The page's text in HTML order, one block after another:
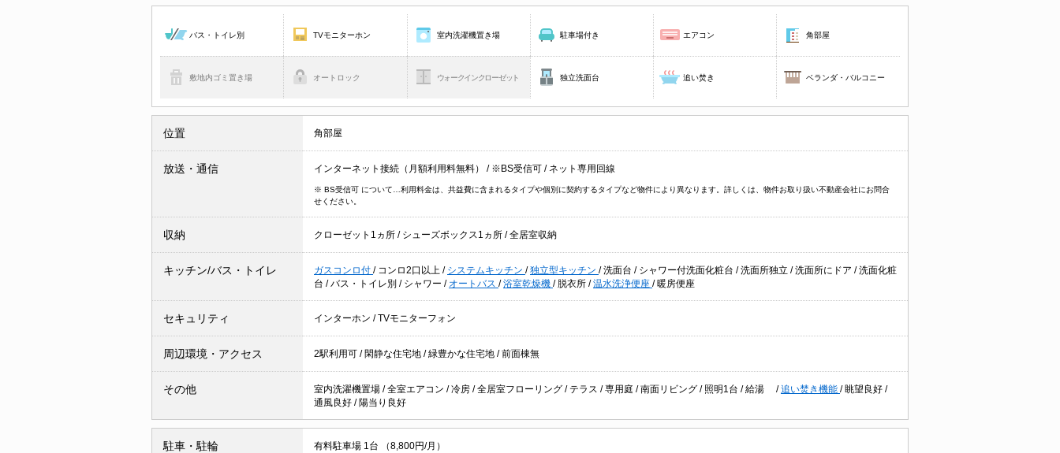
バス・トイレ別 TVモニターホン 室内洗濯機置き場 駐車場付き エアコン 角部屋
敷地内ゴミ置き場 オートロック ウォークインクローゼット 独立洗面台 追い焚き ベランダ・バルコニー
位置 角部屋
放送・通信 インターネット接続（月額利用料無料） / ※BS受信可 / ネット専用回線
※ BS受信可 について…利用料金は、共益費に含まれるタイプや個別に契約するタイプなど物件により異なります。詳しくは、物件お取り扱い不動産会社にお問合
せください。
収納 クローゼット1ヵ所 / シューズボックス1ヵ所 /全居室収納
キッチン/バス・トイレ ガスコンロ付 / コンロ2口以上 / システムキッチン /独立型キッチン /洗面台 / シャワー付洗面化粧台 /洗面所独立 /洗面所にドア /洗面化粧
台 /バス・トイレ別 / シャワー / オートバス /浴室乾燥機 / 脱衣所 /温水洗浄便座 / 暖房便座
セキュリティ インターホン /TVモニターフォン
周辺環境・アクセス 2駅利用可 / 閑静な住宅地 /緑豊かな住宅地 /前面棟無
その他 室内洗濯機置場 /全室エアコン /冷房 /全居室フローリング /テラス /専用庭 /南面リビング / 照明1台 /給湯 /追い焚き機能 / 眺望良好 /
通風良好 / 陽当り良好
駐車・駐輪 有料駐車場 1台 （8,800円/月）